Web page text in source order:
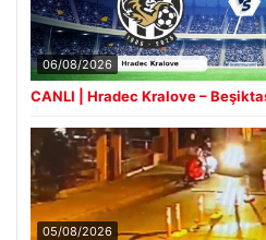
06/08/2026
CANLI | Hradec Kralove –
05/08/2026